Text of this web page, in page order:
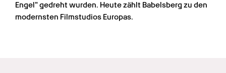
Engel" gedreht wurden. Heute zählt Babelsberg zu den
modernsten Filmstudios Europas.